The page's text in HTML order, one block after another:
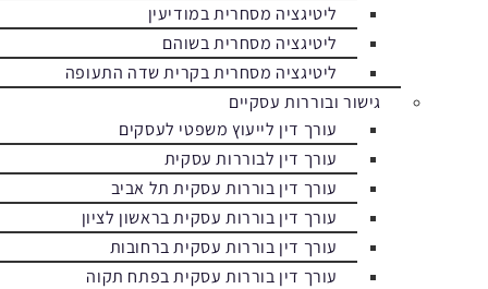
ליטיגציה מסחרית במודיעין
ליטיגציה מסחרית בשוהם
ליטיגציה מסחרית בקרית שדה התעופה
גישור ובוררות עסקיים
עורך דין לייעוץ משפטי לעסקים
עורך דין לבוררות עסקית
עורך דין בוררות עסקית תל אביב
עורך דין בוררות עסקית בראשון לציון
עורך דין בוררות עסקית ברחובות
עורך דין בוררות עסקית בפתח תקוה